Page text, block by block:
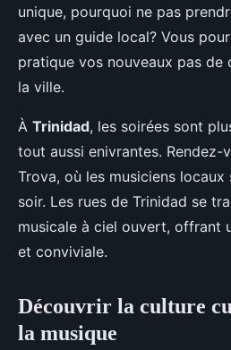
unique, pourquoi ne pas
avec un guide local? Vous
pratique vos nouveaux pas de
la ville.
À Trinidad, les soirées sont
tout aussi enivrantes. Rendez-
Trova, où les musiciens
soir. Les rues de Trinidad se
musicale à ciel ouvert, offrant
et conviviale.
Découvrir la culture
la musique